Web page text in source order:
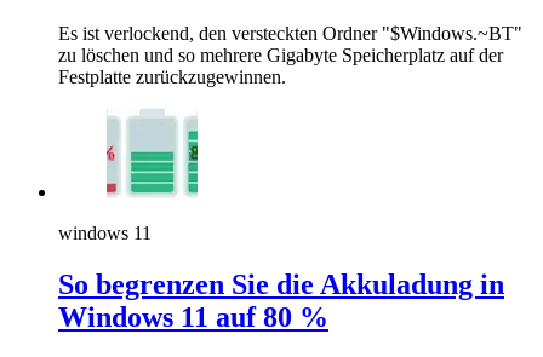
Es ist verlockend, den versteckten Ordner "$Windows.~BT"
zu löschen und so mehrere Gigabyte Speicherplatz auf der
Festplatte zurückzugewinnen.
windows 11
So begrenzen Sie die Akkuladung in
Windows 11 auf 80 %